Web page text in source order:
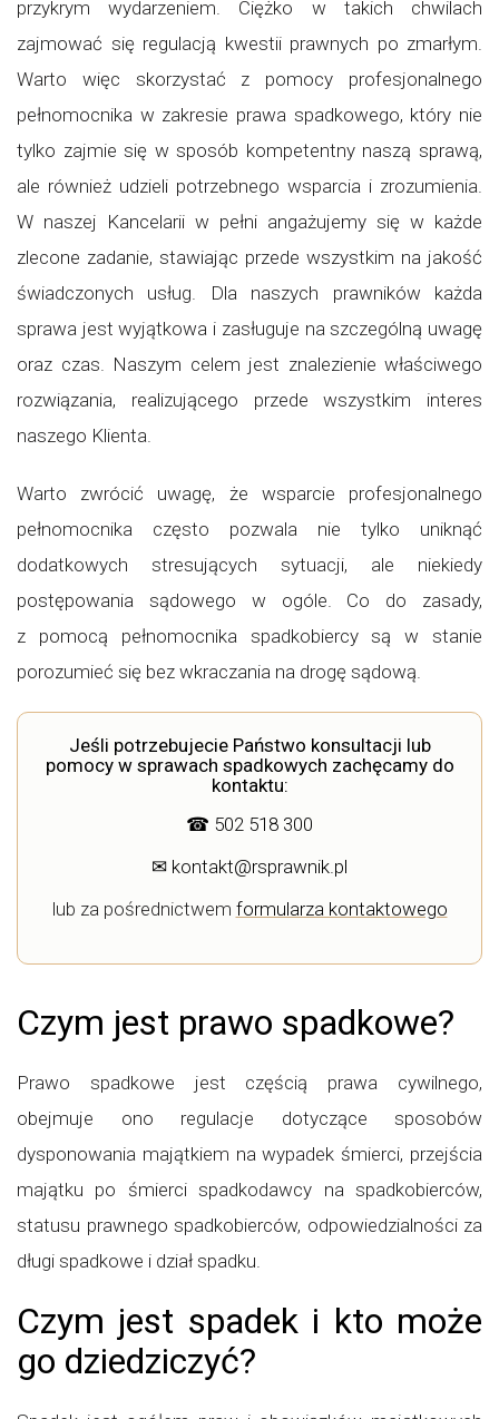
przykrym wydarzeniem. Ciężko w takich chwilach
zajmować się regulacją kwestii prawnych po zmarłym.
Warto więc skorzystać z pomocy profesjonalnego
pełnomocnika w zakresie prawa spadkowego, który nie
tylko zajmie się w sposób kompetentny naszą sprawą,
ale również udzieli potrzebnego wsparcia i zrozumienia.
W naszej Kancelarii w pełni angażujemy się w każde
zlecone zadanie, stawiając przede wszystkim na jakość
świadczonych usług. Dla naszych prawników każda
sprawa jest wyjątkowa i zasługuje na szczególną uwagę
oraz czas. Naszym celem jest znalezienie właściwego
rozwiązania, realizującego przede wszystkim interes
naszego Klienta.
Warto zwrócić uwagę, że wsparcie profesjonalnego
pełnomocnika często pozwala nie tylko uniknąć
dodatkowych stresujących sytuacji, ale niekiedy
postępowania sądowego w ogóle. Co do zasady,
z pomocą pełnomocnika spadkobiercy są w stanie
porozumieć się bez wkraczania na drogę sądową.
Jeśli potrzebujecie Państwo konsultacji lub
pomocy w sprawach spadkowych zachęcamy do
kontaktu:
☎ 502 518 300
✉ kontakt@rsprawnik.pl
lub za pośrednictwem formularza kontaktowego
Czym jest prawo spadkowe?
Prawo spadkowe jest częścią prawa cywilnego,
obejmuje ono regulacje dotyczące sposobów
dysponowania majątkiem na wypadek śmierci, przejścia
majątku po śmierci spadkodawcy na spadkobierców,
statusu prawnego spadkobierców, odpowiedzialności za
długi spadkowe i dział spadku.
Czym jest spadek i kto może
go dziedziczyć?